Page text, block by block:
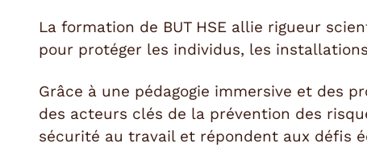
La formation de BUT HSE allie rigueur
pour protéger les individus, les
Grâce à une pédagogie immersive et des
des acteurs clés de la prévention des
sécurité au travail et répondent aux défis